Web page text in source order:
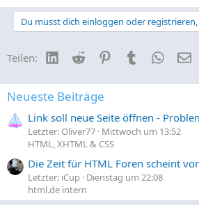
Du musst dich einloggen oder
Teilen: LinkedIn
Reddit PinterestTumblr
Neueste Beiträge
Link soll neue Seite öffnen -
Letzter: Oliver77 Mittwoch um 13:52
HTML, XHTML & CSS
Die Zeit für HTML Foren scheint
Letzter: iCup Dienstag um 22:08
html.de intern